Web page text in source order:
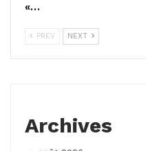
«…
PREV NEXT
Archives